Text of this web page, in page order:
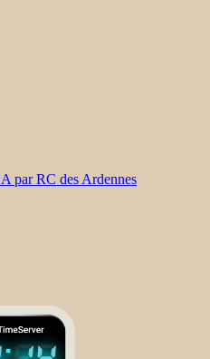
par RC des Ardennes